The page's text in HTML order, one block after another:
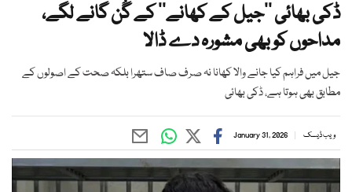
ڈکی بھائی ’’جیل کے کھانے‘‘ کے گُن گانے لگے،
مداحوں کو بھی مشورہ دے ڈالا
جیل میں فراہم کیا جانے والا کھانا نہ صرف صاف ستھرا بلکہ صحت کے اصولوں کے
مطابق بھی ہوتا ہے، ڈکی بھائی
ویب ڈیسک January 31, 2026